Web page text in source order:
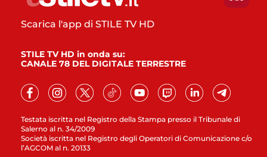
Testata iscritta nel Registro della Stampa presso il Tribunale di
Salerno al n. 34/2009
Società iscritta nel Registro degli Operatori di Comunicazione c/o
l’AGCOM al n. 20133
Scarica l'app di STILE TV HD
STILE TV HD in onda su:
CANALE 78 DEL DIGITALE TERRESTRE